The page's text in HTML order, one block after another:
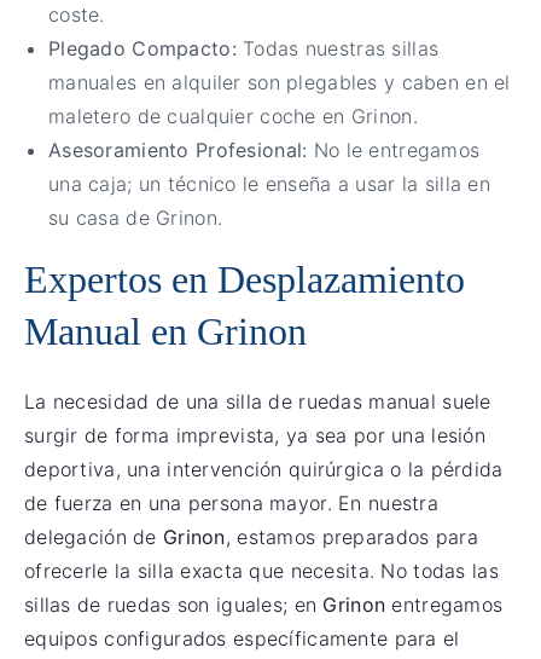
coste.
Plegado Compacto: Todas nuestras sillas
manuales en alquiler son plegables y caben en el
maletero de cualquier coche en Grinon.
Asesoramiento Profesional: No le entregamos
una caja; un técnico le enseña a usar la silla en
su casa de Grinon.
Expertos en Desplazamiento
Manual en Grinon
La necesidad de una silla de ruedas manual suele
surgir de forma imprevista, ya sea por una lesión
deportiva, una intervención quirúrgica o la pérdida
de fuerza en una persona mayor. En nuestra
delegación de Grinon, estamos preparados para
ofrecerle la silla exacta que necesita. No todas las
sillas de ruedas son iguales; en Grinon entregamos
equipos configurados específicamente para el